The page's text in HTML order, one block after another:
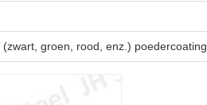
groen, rood, enz.) poedercoating